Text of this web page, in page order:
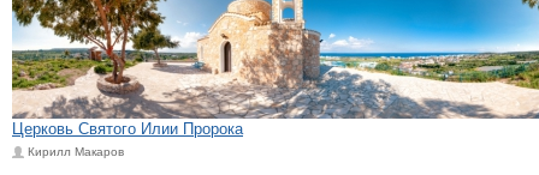
Церковь Святого Илии Пророка
Кирилл Макаров